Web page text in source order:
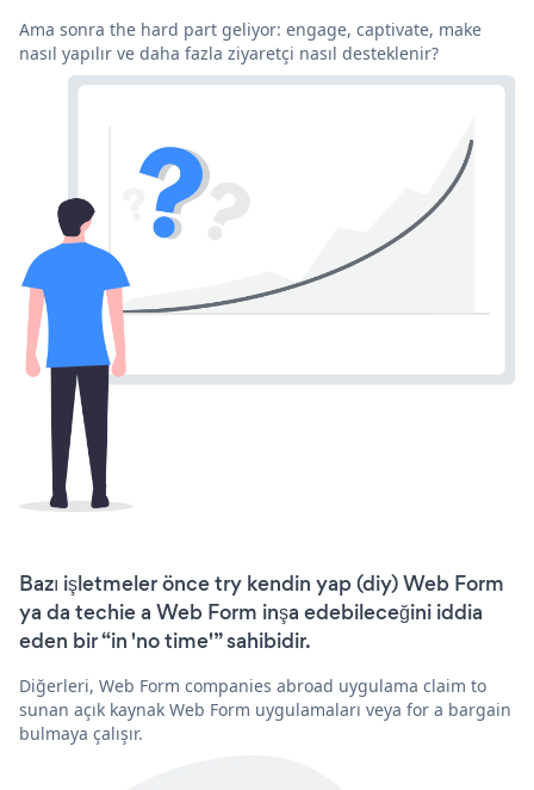
Ama sonra the hard part geliyor: engage, captivate, make
nasıl yapılır ve daha fazla ziyaretçi nasıl desteklenir?
Bazı işletmeler önce try kendin yap (diy) Web Form
ya da techie a Web Form inşa edebileceğini iddia
eden bir “in 'no time'” sahibidir.
Diğerleri, Web Form companies abroad uygulama claim to
sunan açık kaynak Web Form uygulamaları veya for a bargain
bulmaya çalışır.